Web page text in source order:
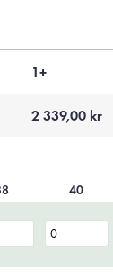
1+
2 339,00 kr
40